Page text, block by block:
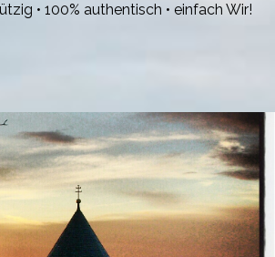
• 100% authentisch • einfach Wir!